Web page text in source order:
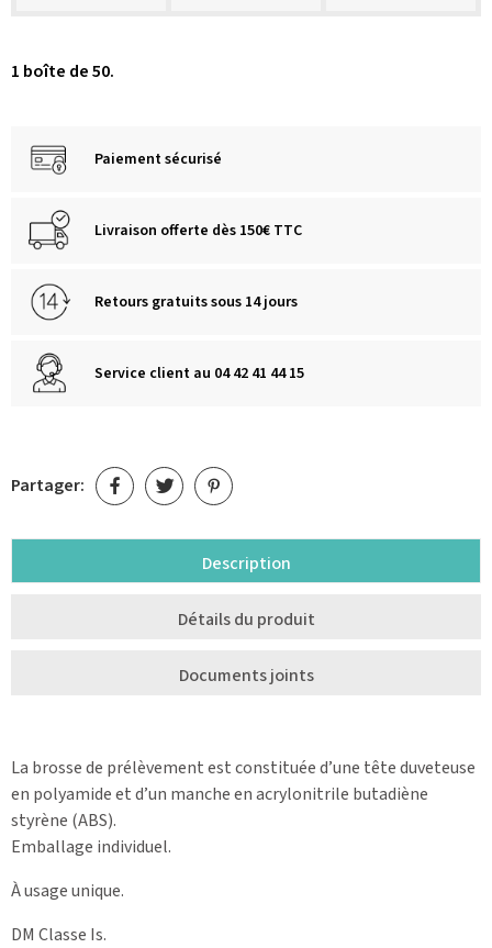
1 boîte de 50.
Paiement sécurisé
Livraison offerte dès 150€ TTC
Retours gratuits sous 14 jours
Service client au 04 42 41 44 15
Partager:
Description
Détails du produit
Documents joints
La brosse de prélèvement est constituée d’une tête duveteuse
en polyamide et d’un manche en acrylonitrile butadiène
styrène (ABS).
Emballage individuel.
À usage unique.
DM Classe Is.